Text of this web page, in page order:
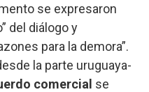
se expresaron
del diálogo y
para la demora”.
la parte uruguaya-
comercial se